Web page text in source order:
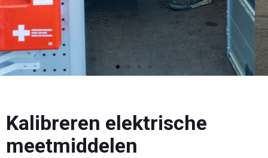
Kalibreren elektrische
meetmiddelen